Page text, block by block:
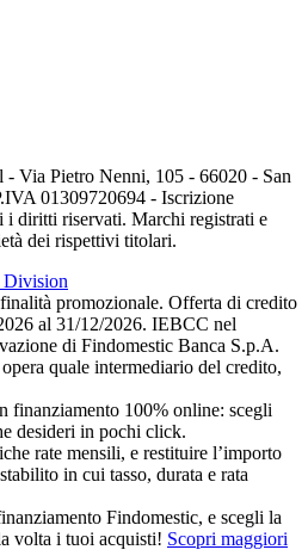
Via Pietro Nenni, 105 - 66020 - San
01309720694 - Iscrizione
diritti riservati. Marchi registrati e
dei rispettivi titolari.
promozionale. Offerta di credito
al 31/12/2026. IEBCC nel
di Findomestic Banca S.p.A.
quale intermediario del credito,
finanziamento 100% online: scegli
desideri in pochi click.
rate mensili, e restituire l’importo
in cui tasso, durata e rata
Findomestic, e scegli la
volta i tuoi acquisti! Scopri maggiori